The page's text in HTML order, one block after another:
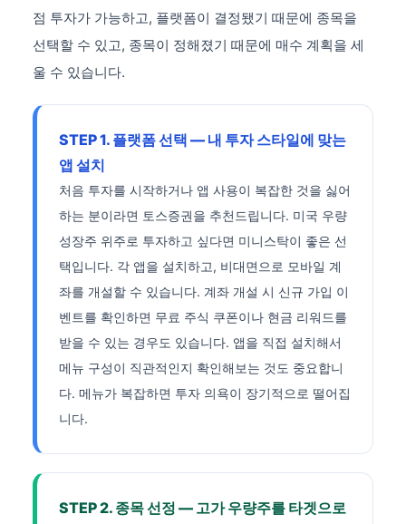
점 투자가 가능하고, 플랫폼이 결정됐기 때문에 종목을
선택할 수 있고, 종목이 정해졌기 때문에 매수 계획을 세
울 수 있습니다.
STEP 1. 플랫폼 선택 — 내 투자 스타일에 맞는
앱 설치
처음 투자를 시작하거나 앱 사용이 복잡한 것을 싫어
하는 분이라면 토스증권을 추천드립니다. 미국 우량
성장주 위주로 투자하고 싶다면 미니스탁이 좋은 선
택입니다. 각 앱을 설치하고, 비대면으로 모바일 계
좌를 개설할 수 있습니다. 계좌 개설 시 신규 가입 이
벤트를 확인하면 무료 주식 쿠폰이나 현금 리워드를
받을 수 있는 경우도 있습니다. 앱을 직접 설치해서
메뉴 구성이 직관적인지 확인해보는 것도 중요합니
다. 메뉴가 복잡하면 투자 의욕이 장기적으로 떨어집
니다.
STEP 2. 종목 선정 — 고가 우량주를 타겟으로